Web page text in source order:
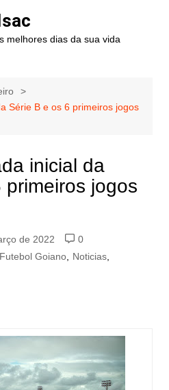
melhores dias da sua vida
Série B e os 6 primeiros jogos
inicial da
jogos
de 2022
0
Futebol Goiano, Noticias,